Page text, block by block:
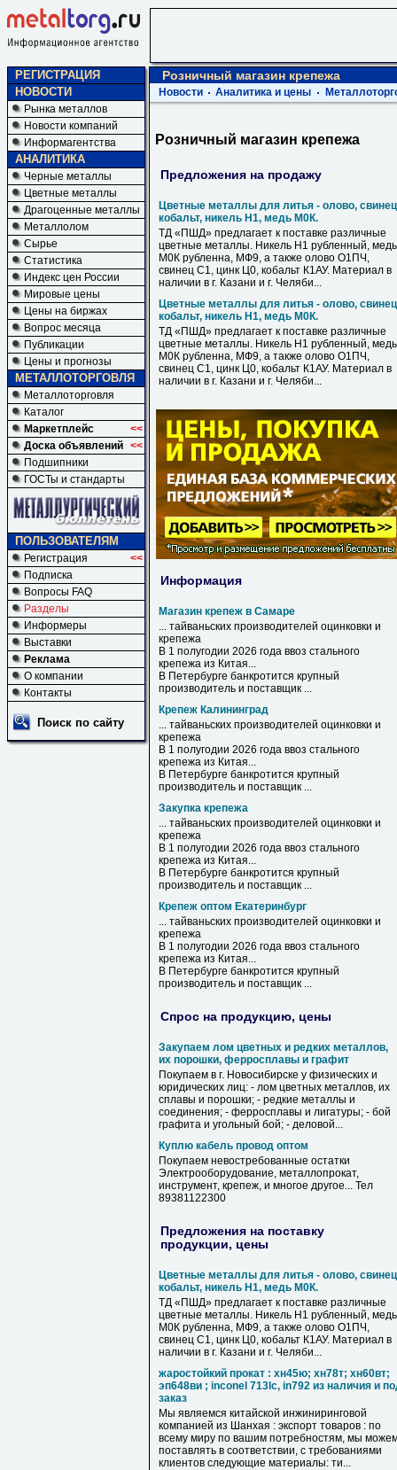
РЕГИСТРАЦИЯ
НОВОСТИ
Рынка металлов
Новости компаний
Информагентства
АНАЛИТИКА
Черные металлы
Цветные металлы
Драгоценные металлы
Металлолом
Сырье
Статистика
Индекс цен России
Мировые цены
Цены на биржах
Вопрос месяца
Публикации
Цены и прогнозы
МЕТАЛЛОТОРГОВЛЯ
Металлоторговля
Каталог
Маркетплейс
<<
Доска объявлений <<
Подшипники
ГОСТы и стандарты
ПОЛЬЗОВАТЕЛЯМ
Регистрация
<<
Подписка
Вопросы FAQ
Разделы
Информеры
Выставки
Реклама
О компании
Контакты
Поиск по сайту
Розничный магазин крепежа
Новости Аналитика и цены
Розничный магазин крепежа
Предложения на продажу
Цветные металлы для литья - олово,
кобальт, никель Н1, медь М0К.
ТД «ПШД» предлагает к поставке различные
цветные металлы. Никель Н1 рубленный, медь
М0К рубленна, МФ9, а также олово О1ПЧ,
свинец С1, цинк Ц0, кобальт К1АУ. Материал в
наличии в г. Казани и г. Челяби...
Цветные металлы для литья - олово,
кобальт, никель Н1, медь М0К.
ТД «ПШД» предлагает к поставке различные
цветные металлы. Никель Н1 рубленный, медь
М0К рубленна, МФ9, а также олово О1ПЧ,
свинец С1, цинк Ц0, кобальт К1АУ. Материал в
наличии в г. Казани и г. Челяби...
Информация
Магазин крепеж в Самаре
... тайваньских производителей оцинковки и
крепежа
В 1 полугодии 2026 года ввоз стального
крепежа из Китая...
В Петербурге банкротится крупный
производитель и поставщик ...
Крепеж Калининград
... тайваньских производителей оцинковки и
крепежа
В 1 полугодии 2026 года ввоз стального
крепежа из Китая...
В Петербурге банкротится крупный
производитель и поставщик ...
Закупка крепежа
... тайваньских производителей оцинковки и
крепежа
В 1 полугодии 2026 года ввоз стального
крепежа из Китая...
В Петербурге банкротится крупный
производитель и поставщик ...
Крепеж оптом Екатеринбург
... тайваньских производителей оцинковки и
крепежа
В 1 полугодии 2026 года ввоз стального
крепежа из Китая...
В Петербурге банкротится крупный
производитель и поставщик ...
Спрос на продукцию, цены
Закупаем лом цветных и редких металлов,
их порошки, ферросплавы и графит
Покупаем в г. Новосибирске у физических и
юридических лиц: - лом цветных металлов, их
сплавы и порошки; - редкие металлы и
соединения; - ферросплавы и лигатуры; - бой
графита и угольный бой; - деловой...
Куплю кабель провод оптом
Покупаем невостребованные остатки
Электрооборудование, металлопрокат,
инструмент, крепеж, и многое другое... Тел
89381122300
Предложения на поставку
продукции, цены
Цветные металлы для литья - олово,
кобальт, никель Н1, медь М0К.
ТД «ПШД» предлагает к поставке различные
цветные металлы. Никель Н1 рубленный, медь
М0К рубленна, МФ9, а также олово О1ПЧ,
свинец С1, цинк Ц0, кобальт К1АУ. Материал в
наличии в г. Казани и г. Челяби...
жаростойкий прокат : хн45ю; хн78т; хн60вт;
эп648ви ; inconel 713lc, in792 из наличия и
заказ
Мы являемся китайской инжиниринговой
компанией из Шанхая : экспорт товаров : по
всему миру по вашим потребностям, мы
поставлять в соответствии, с требованиями
клиентов следующие материалы: ти...